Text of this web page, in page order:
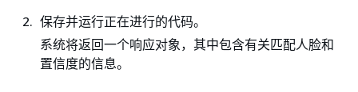
保存并运行正在进行的代码。
系统将返回一个响应对象，其中包含有关匹配人脸和
置信度的信息。